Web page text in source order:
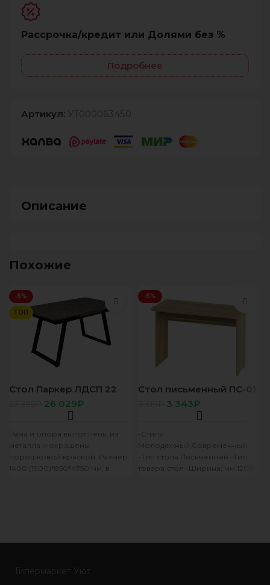
Рассрочка/кредит или Долями без %
Подробнее
Артикул: УТ000063450
Описание
Похожие
-5%
ТОП
Стол Паркер ЛДСП 22
мм,1400(1900)*850
железный камень ,Z 980
(цвет черный)
26 029₽
Рама и опора выполнены из
металла и окрашены
порошковой краской. Размер:
1400 (1900)*850*h750 мм, в
-5%
Стол письменный ПС-01
сонома3 343₽
-Стиль
Молодежный,Современный
-Тип стола Письменный -Тип
товара стол -Ширина, мм 1200
Гипермаркет Уют